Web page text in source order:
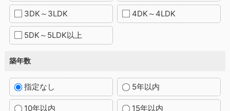
3DK～3LDK 4DK～4LDK
5DK～5LDK以上
築年数
指定なし 5年以内
10年以内 15年以内